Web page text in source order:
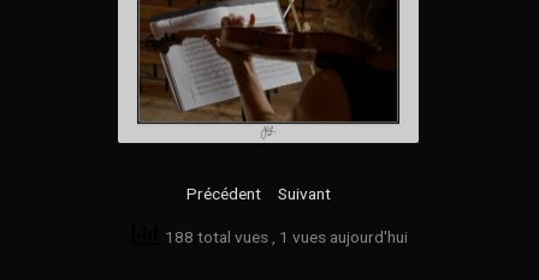
Précédent Suivant
188 total vues , 1 vues aujourd'hui